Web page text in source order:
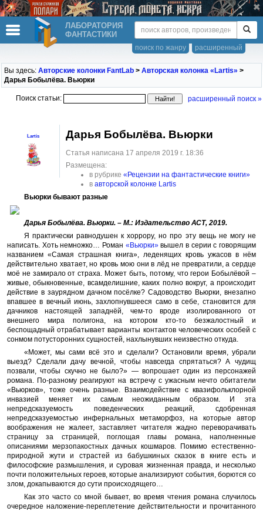
ЛАБОРАТОРИЯ
ФАНТАСТИКИ
расширенный
поиск по жанру
Вы здесь: Авторские колонки FantLab > Авторская колонка «Lartis» >
Дарья Бобылёва. Вьюрки
Поиск статьи: расширенный поиск »
Lartis Дарья Бобылёва. Вьюрки
Статья написана 17 апреля 2019 г. 18:36
Размещена:
в рубрике «Рецензии на фантастические книги»
в авторской колонке Lartis
Вьюрки бывают разные
Дарья Бобылёва. Вьюрки. – М.: Издательство АСТ, 2019.
Я практически равнодушен к хоррору, но про эту вещь не могу не
написать. Хоть немножко… Роман «Вьюрки»вышел в серии с говорящим
названием «Самая страшная книга», леденящих кровь ужасов в нём
действительно хватает, но кровь мою они в лёд не превратили, а сердце
моё не замирало от страха. Может быть, потому, что герои Бобылёвой –
живые, обыкновенные, всамделишние, каких полно вокруг, а происходит
действие в заурядном дачном посёлке? Садоводство Вьюрки, внезапно
впавшее в вечный июнь, захлопнувшееся само в себе, становится для
дачников настоящей западнёй, чем-то вроде изолированного от
внешнего мира полигона, на котором кто-то безжалостный и
беспощадный отрабатывает варианты контактов человеческих особей с
сонмом потусторонних сущностей, нахлынувших неизвестно откуда.
«Может, мы сами всё это и сделали? Остановили время, убрали
выезд? Сделали дачу вечной, чтобы навсегда спрятаться? А чудищ
позвали, чтобы скучно не было?» — вопрошает один из персонажей
романа. По-разному реагируют на встречу с ужасным нечто обитатели
«Вьюрков», тоже очень разные. Взаимодействие с квазифольклорной
инвазией меняет их самым неожиданным образом. И эта
непредсказуемость поведенческих реакций, сдобренная
непредсказуемостью инфернальных метаморфоз, на которые автор
воображения не жалеет, заставляет читателя жадно переворачивать
страницу за страницей, поглощая главы романа, наполненные
описаниями мерзопакостных дачных кошмаров. Помимо естественно-
природной жути и страстей из бабушкиных сказок в книге есть и
философские размышления, и суровая жизненная правда, и несколько
почти положительных героев, которые анализируют события, борются со
злом, докапываются до сути происходящего…
Как это часто со мной бывает, во время чтения романа случилось
очередное наложение-переплетение действительности и прочитанного